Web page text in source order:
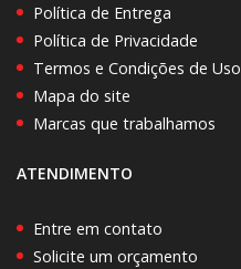
Política de Entrega
Política de Privacidade
Termos e Condições de Uso
Mapa do site
Marcas que trabalhamos
ATENDIMENTO
Entre em contato
Solicite um orçamento